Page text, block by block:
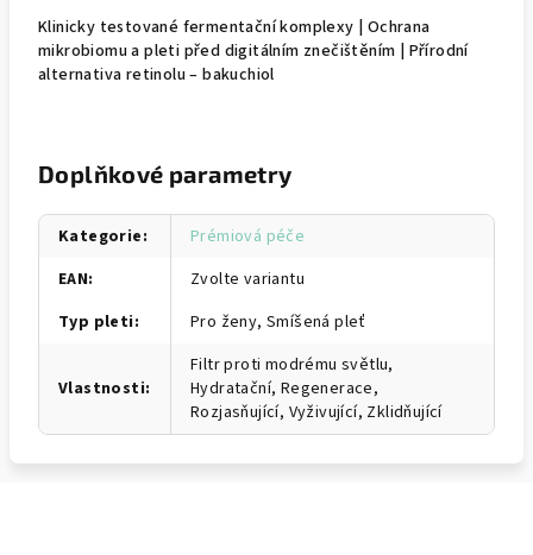
Klinicky testované fermentační komplexy | Ochrana
mikrobiomu a pleti před digitálním znečištěním | Přírodní
alternativa retinolu – bakuchiol
Doplňkové parametry
Kategorie:
Prémiová péče
EAN:
Zvolte variantu
Typ pleti: Pro ženy, Smíšená pleť
Vlastnosti:
Filtr proti modrému světlu,
Hydratační, Regenerace,
Rozjasňující, Vyživující, Zklidňující